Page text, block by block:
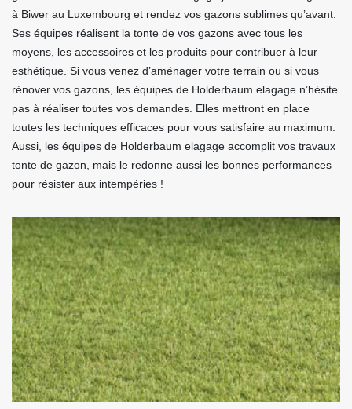
à Biwer au Luxembourg et rendez vos gazons sublimes qu’avant.
Ses équipes réalisent la tonte de vos gazons avec tous les
moyens, les accessoires et les produits pour contribuer à leur
esthétique. Si vous venez d’aménager votre terrain ou si vous
rénover vos gazons, les équipes de Holderbaum elagage n’hésite
pas à réaliser toutes vos demandes. Elles mettront en place
toutes les techniques efficaces pour vous satisfaire au maximum.
Aussi, les équipes de Holderbaum elagage accomplit vos travaux
tonte de gazon, mais le redonne aussi les bonnes performances
pour résister aux intempéries !